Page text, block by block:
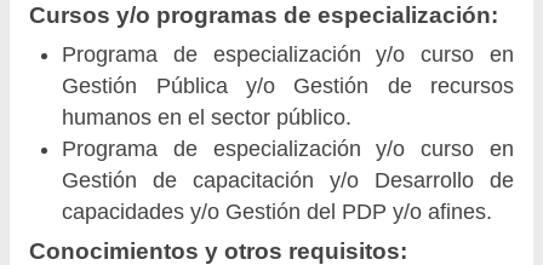
Cursos y/o programas de especialización:
Programa de especialización y/o curso en
Gestión Pública y/o Gestión de recursos
humanos en el sector público.
Programa de especialización y/o curso en
Gestión de capacitación y/o Desarrollo de
capacidades y/o Gestión del PDP y/o afines.
Conocimientos y otros requisitos: